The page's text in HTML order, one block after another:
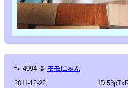
🐾 4094 ＠ モモにゃん
2011-12-22